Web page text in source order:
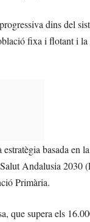
dins del
fixa i flotant i
basada en
Andalusia 2030
Primària.
que supera els